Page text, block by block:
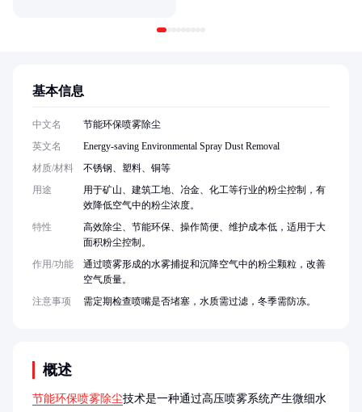
概述
节能环保喷雾除尘技术是一种通过高压喷雾系统产生微细水
基本信息
中文名
节能环保喷雾除尘
英文名
Energy-saving Environmental Spray Dust Removal
材质/材料
不锈钢、塑料、铜等
用途
用于矿山、建筑工地、冶金、化工等行业的粉尘控制，有
效降低空气中的粉尘浓度。
特性
高效除尘、节能环保、操作简便、维护成本低，适用于大
面积粉尘控制。
作用/功能
通过喷雾形成的水雾捕捉和沉降空气中的粉尘颗粒，改善
空气质量。
注意事项
需定期检查喷嘴是否堵塞，水质需过滤，冬季需防冻。